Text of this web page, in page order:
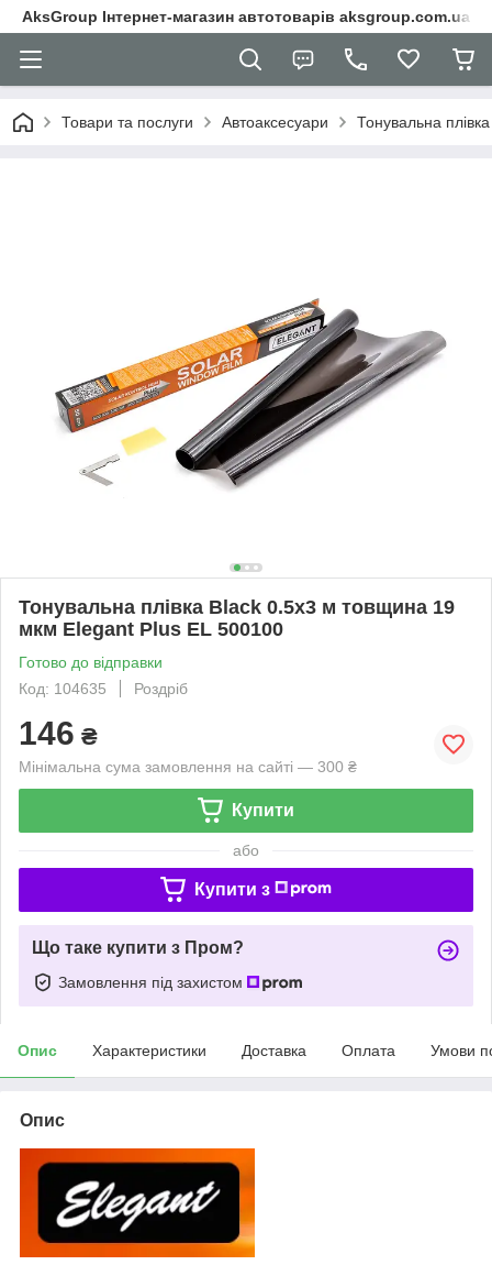
AksGroup Інтернет-магазин автотоварів aksgroup.com.ua
Товари та послуги Автоаксесуари Тонувальна
Тонувальна плівка Black 0.5х3 м товщина 19
мкм Elegant Plus EL 500100
Готово до відправки
Код: 104635
Роздріб
146 ₴
Мінімальна сума замовлення на сайті — 300 ₴
Купити
або
Купити з
Що таке купити з Пром?
Замовлення під захистом
Опис Характеристики Доставка Оплата Умови
Опис